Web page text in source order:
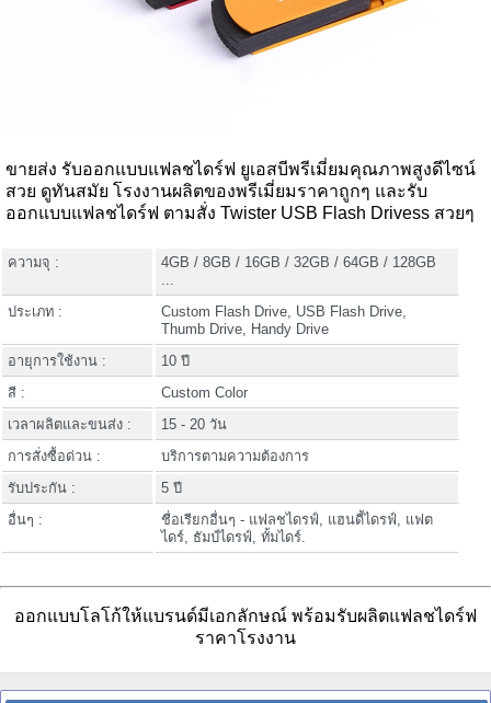
ขายส่ง รับออกแบบแฟลชไดร์ฟ ยูเอสบีพรีเมี่ยมคุณภาพสูงดีไซน์
สวย ดูทันสมัย โรงงานผลิตของพรีเมี่ยมราคาถูกๆ และรับ
ออกแบบแฟลชไดร์ฟ ตามสั่ง Twister USB Flash Drivess สวยๆ
ความจุ :
4GB / 8GB / 16GB / 32GB / 64GB / 128GB
ประเภท :
Custom Flash Drive, USB Flash Drive,
Thumb Drive, Handy Drive
อายุการใช้งาน :
10 ปี
สี :
Custom Color
เวลาผลิตและขนส่ง :
15 - 20 วัน
การสั่งซื้อด่วน :
บริการตามความต้องการ
รับประกัน :
5 ปี
อื่นๆ :
ชื่อเรียกอื่นๆ - แฟลชไดรฟ์, แฮนดี้ไดรฟ์, แฟต
ไดร์, ธัมป์ไดรฟ์, ทั้มไดร์.
ออกแบบโลโก้ให้แบรนด์มีเอกลักษณ์ พร้อมรับผลิตแฟลชไดร์ฟ
ราคาโรงงาน